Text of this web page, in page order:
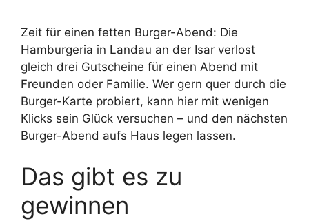
Zeit für einen fetten Burger-Abend: Die
Hamburgeria in Landau an der Isar verlost
gleich drei Gutscheine für einen Abend mit
Freunden oder Familie. Wer gern quer durch die
Burger-Karte probiert, kann hier mit wenigen
Klicks sein Glück versuchen – und den nächsten
Burger-Abend aufs Haus legen lassen.
Das gibt es zu
gewinnen